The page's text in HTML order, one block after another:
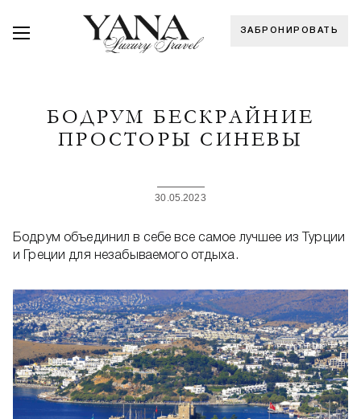
ЗАБРОНИРОВАТЬ
БОДРУМ БЕСКРАЙНИЕ
ПРОСТОРЫ СИНЕВЫ
30.05.2023
Бодрум объединил в себе все самое лучшее из Турции
и Греции для незабываемого отдыха.